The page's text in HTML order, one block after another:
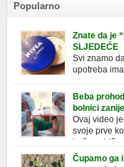
Popularno
Znate da je
SLJEDEĆE
Svi znamo
upotreba
prepoznatljivog mirisa i
u kupatilima i muškaraca i
čak nose sa […]
Beba
bolnici
Ovaj video
svoje prve
baš
novorođenih beba. Video
Čupamo ga